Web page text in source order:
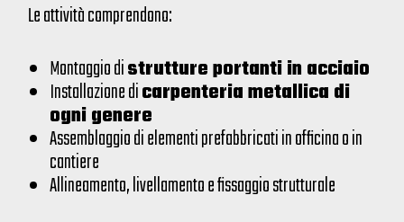
Le attività comprendono:
Montaggio distrutture portanti in acciaio
Installazione dicarpenteria metallica di
ogni genere
Assemblaggio di elementi prefabbricati in officina o in
cantiere
Allineamento, livellamento e fissaggio strutturale